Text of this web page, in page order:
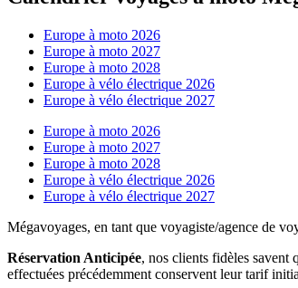
Europe à moto 2026
Europe à moto 2027
Europe à moto 2028
Europe à vélo électrique 2026
Europe à vélo électrique 2027
Europe à moto 2026
Europe à moto 2027
Europe à moto 2028
Europe à vélo électrique 2026
Europe à vélo électrique 2027
Mégavoyages, en tant que voyagiste/agence de
Réservation Anticipée, nos clients fidèles savent
effectuées précédemment conservent leur tarif